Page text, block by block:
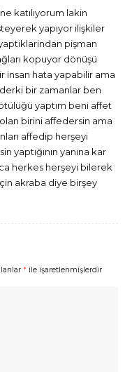
katılıyorum lakin
yapıyor ilişkiler
pişman
kopuyor dönüşü
insan hata yapabilir ama
derki bir zamanlar ben
yaptım beni affet
birini affedersin ama
affedip herşeyi
yaptığının yanına kar
herkes herşeyi bilerek
akraba diye birşey
* ile işaretlenmişlerdir